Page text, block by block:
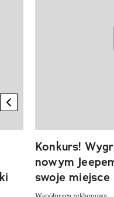
previous element
Konkurs!
nowym
swoje